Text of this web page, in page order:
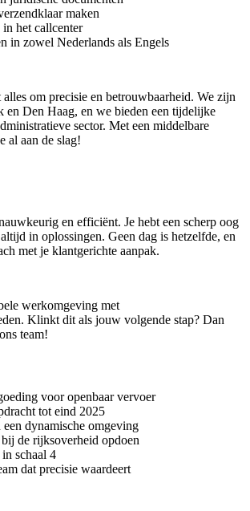
maken
in het callcenter
in zowel Nederlands als Engels
om precisie en betrouwbaarheid. We zijn
en Den Haag, en we bieden een tijdelijke
sector. Met een middelbare
al aan de slag!
en efficiënt. Je hebt een scherp oog
in oplossingen. Geen dag is hetzelfde, en
met je klantgerichte aanpak.
werkomgeving met
Klinkt dit als jouw volgende stap? Dan
team!
voor openbaar vervoer
tot eind 2025
een dynamische omgeving
de rijksoverheid opdoen
schaal 4
dat precisie waardeert